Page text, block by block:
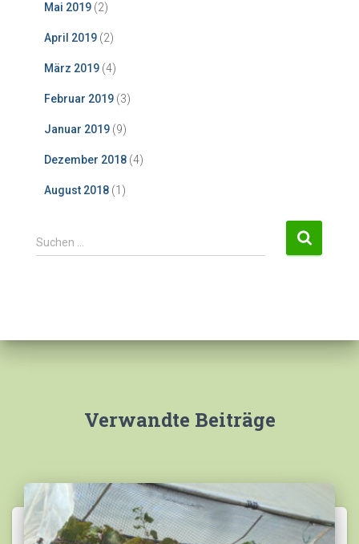
Mai 2019 (2)
April 2019 (2)
März 2019 (4)
Februar 2019 (3)
Januar 2019 (9)
Dezember 2018 (4)
August 2018 (1)
S
u
n
Suchen …
Verwandte Beiträge